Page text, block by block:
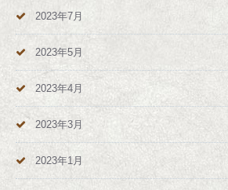
2023年7月
2023年5月
2023年4月
2023年3月
2023年1月